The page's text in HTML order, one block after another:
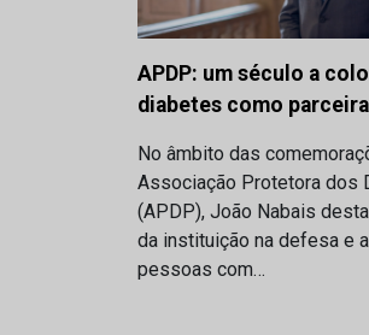
APDP: um século a
diabetes como
No âmbito das
Associação Protetora dos
(APDP), João Nabais
da instituição na defesa e
pessoas com…